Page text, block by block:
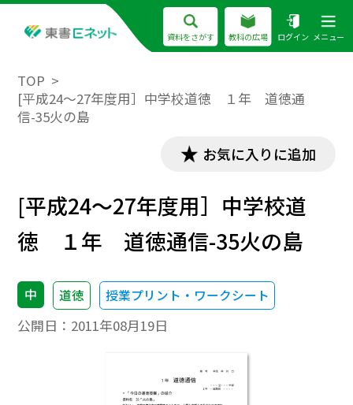
資料をさがす 教科の広場 ログイン メニュー
TOP
[平成24～27年度用］中学校道徳 １年 道徳通
信-35火の島
お気に入りに追加
[平成24～27年度用］中学校道
徳 １年 道徳通信-35火の島
中 道徳 授業プリント・ワークシート
公開日： 2011年08月19日